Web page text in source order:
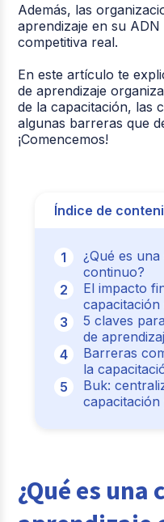
Además, las
aprendizaje en su
competitiva real.
En este artículo te
de aprendizaje
de la capacitación, las
algunas barreras que
¡Comencemos!
Índice de
¿Qué es
continuo?
El impacto
capacitación
5 claves
de
Barreras
la
Buk:
¿Qué es